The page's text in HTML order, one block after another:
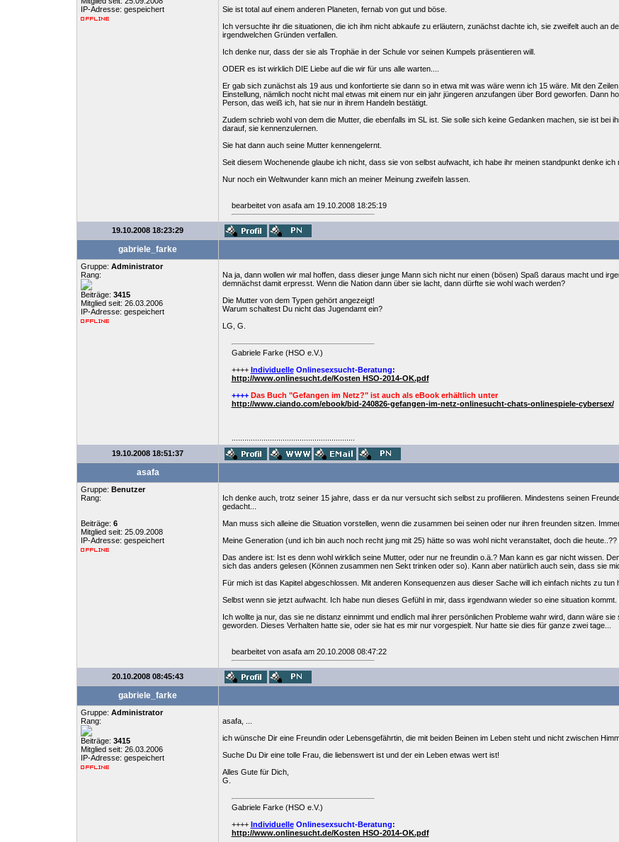
IP-Adresse: gespeichert
Sie ist total auf einem anderen Planeten, fernab von gut und böse.
Ich versuchte ihr die situationen, die ich ihm nicht abkaufe zu erläutern, zunächst dachte ich, sie zweifelt auch an
irgendwelchen Gründen verfallen.
Ich denke nur, dass der sie als Trophäe in der Schule vor seinen Kumpels präsentieren will.
ODER es ist wirklich DIE Liebe auf die wir für uns alle warten....
Er gab sich zunächst als 19 aus und konfortierte sie dann so in etwa mit was wäre wenn ich 15 wäre. Mit den
Einstellung, nämlich nocht nicht mal etwas mit einem nur ein jahr jüngeren anzufangen über Bord geworfen. Dann
Person, das weiß ich, hat sie nur in ihrem Handeln bestätigt.
Zudem schrieb wohl von dem die Mutter, die ebenfalls im SL ist. Sie solle sich keine Gedanken machen, sie ist bei
darauf, sie kennenzulernen.
Sie hat dann auch seine Mutter kennengelernt.
Seit diesem Wochenende glaube ich nicht, dass sie von selbst aufwacht, ich habe ihr meinen standpunkt denke ich
Nur noch ein Weltwunder kann mich an meiner Meinung zweifeln lassen.
bearbeitet von asafa am 19.10.2008 18:25:19
19.10.2008 18:23:29
gabriele_farke
Gruppe: Administrator
Rang:
Beiträge: 3415
Mitglied seit: 26.03.2006
IP-Adresse: gespeichert
Na ja, dann wollen wir mal hoffen, dass dieser junge Mann sich nicht nur einen (bösen) Spaß daraus macht und
demnächst damit erpresst. Wenn die Nation dann über sie lacht, dann dürfte sie wohl wach werden?
Die Mutter von dem Typen gehört angezeigt!
Warum schaltest Du nicht das Jugendamt ein?
LG, G.
Gabriele Farke (HSO e.V.)
++++ IndividuelleOnlinesexsucht-Beratung:
http://www.onlinesucht.de/Kosten HSO-2014-OK.pdf
++++ Das Buch "Gefangen im Netz?" ist auch als eBook erhältlich unter
http://www.ciando.com/ebook/bid-240826-gefangen-im-netz-onlinesucht-chats-onlinespiele-cybersex/
19.10.2008 18:51:37
asafa
Gruppe: Benutzer
Rang:
Beiträge: 6
Mitglied seit: 25.09.2008
IP-Adresse: gespeichert
Ich denke auch, trotz seiner 15 jahre, dass er da nur versucht sich selbst zu profilieren. Mindestens seinen
gedacht...
Man muss sich alleine die Situation vorstellen, wenn die zusammen bei seinen oder nur ihren freunden sitzen.
Meine Generation (und ich bin auch noch recht jung mit 25) hätte so was wohl nicht veranstaltet, doch die
Das andere ist: Ist es denn wohl wirklich seine Mutter, oder nur ne freundin o.ä.? Man kann es gar nicht wissen.
sich das anders gelesen (Können zusammen nen Sekt trinken oder so). Kann aber natürlich auch sein, dass sie
Für mich ist das Kapitel abgeschlossen. Mit anderen Konsequenzen aus dieser Sache will ich einfach nichts zu tun
Selbst wenn sie jetzt aufwacht. Ich habe nun dieses Gefühl in mir, dass irgendwann wieder so eine situation
Ich wollte ja nur, das sie ne distanz einnimmt und endlich mal ihrer persönlichen Probleme wahr wird, dann wäre
geworden. Dieses Verhalten hatte sie, oder sie hat es mir nur vorgespielt. Nur hatte sie dies für ganze zwei tage...
bearbeitet von asafa am 20.10.2008 08:47:22
20.10.2008 08:45:43
gabriele_farke
Gruppe: Administrator
Rang:
Beiträge: 3415
Mitglied seit: 26.03.2006
IP-Adresse: gespeichert
asafa, ...
ich wünsche Dir eine Freundin oder Lebensgefährtin, die mit beiden Beinen im Leben steht und nicht zwischen
Suche Du Dir eine tolle Frau, die liebenswert ist und der ein Leben etwas wert ist!
Alles Gute für Dich,
G.
Gabriele Farke (HSO e.V.)
++++ IndividuelleOnlinesexsucht-Beratung:
http://www.onlinesucht.de/Kosten HSO-2014-OK.pdf